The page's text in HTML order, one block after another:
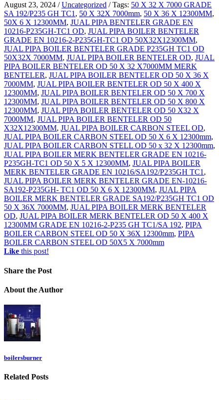
August 23, 2024 / Uncategorized / Tags: 50 X 32 X 7000 GRADE
SA 192/P235 GH TC1 , 50 X 32X 7000mm, 50 X 36 X 12300MM,
50X 6 X 12300MM, JUAL PIPA BENTELER GRADE EN
10216-P235GH-TC1 OD, JUAL PIPA BOILER BENTELER
GRADE EN 10216-2-P235GH-TC1 OD 50X32X12300MM,
JUAL PIPA BOILER BENTELER GRADE P235GH TC1 OD
50X32X 7000MM, JUAL PIPA BOILER BENTELER OD, JUAL
PIPA BOILER BENTELER OD 50 X 32 X7000MM MERK
BENTELER, JUAL PIPA BOILER BENTELER OD 50 X 36 X
7000MM, JUAL PIPA BOILER BENTELER OD 50 X 400 X
12300MM, JUAL PIPA BOILER BENTELER OD 50 X 700 X
12300MM, JUAL PIPA BOILER BENTELER OD 50 X 800 X
12300MM, JUAL PIPA BOILER BENTELER OD 50 X32 X
7000MM, JUAL PIPA BOILER BENTELER OD 50
X32X12300MM, JUAL PIPA BOILER CARBON STEEL OD,
JUAL PIPA BOILER CARBON STEEL OD 50 X 6 X 12300mm,
JUAL PIPA BOILER CARBON STELL OD 50 x 32 X 12300mm,
JUAL PIPA BOILER MERK BENTELER GRADE EN 10216-
P235GH-TC1 OD 50 X 5 X 12300MM, JUAL PIPA BOILER
MERK BENTELER GRADE EN 10216/SA192/P235GH TC1 ,
JUAL PIPA BOILER MERK BENTELER GRADE EN-10216-
SA192-P235GH- TC1 OD 50 X 6 X 12300MM, JUAL PIPA
BOILER MERK BENTELER GRADE SA192/P235GH TC1 OD
50 X 36X 7000MM, JUAL PIPA BOILER MERK BENTELER
OD, JUAL PIPA BOILER MERK BENTELER OD 50 X 400 X
12300MM GRADE EN 10216-2-P235 GH TC1/SA 192, PIPA
BOILER CARBON STEEL OD 50 X 36X 12300mm, PIPA
BOILER CARBON STEEL OD 50X5 X 7000mm
Like this post!
Share the Post
About the Author
boilersburner
Related Posts